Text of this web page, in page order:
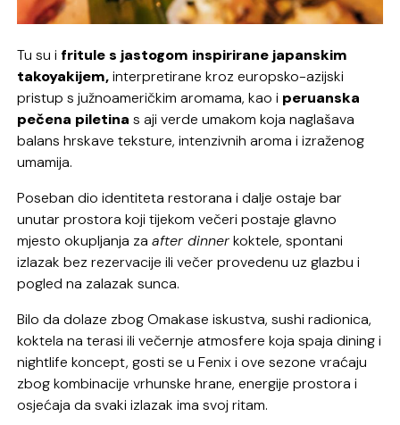
Tu su i fritule s jastogom inspirirane japanskim
takoyakijem,interpretirane kroz europsko-azijski
pristup s južnoameričkim aromama, kao i peruanska
pečena piletina s aji verde umakom koja naglašava
balans hrskave teksture, intenzivnih aroma i izraženog
umamija.
Poseban dio identiteta restorana i dalje ostaje bar
unutar prostora koji tijekom večeri postaje glavno
mjesto okupljanja zaafter dinnerkoktele, spontani
izlazak bez rezervacije ili večer provedenu uz glazbu i
pogled na zalazak sunca.
Bilo da dolaze zbog Omakase iskustva, sushi radionica,
koktela na terasi ili večernje atmosfere koja spaja dining i
nightlife koncept, gosti se u Fenix i ove sezone vraćaju
zbog kombinacije vrhunske hrane, energije prostora i
osjećaja da svaki izlazak ima svoj ritam.